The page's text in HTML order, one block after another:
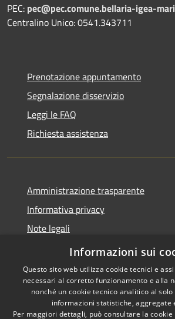
PEC: pec@pec.comune.bellaria-igea-
Centralino Unico: 0541.343711
Prenotazione appuntamento
Segnalazione disservizio
Leggi le FAQ
Richiesta assistenza
Amministrazione trasparente
Informativa privacy
Note legali
Dichiarazione di accessibilità
Informazioni sui
Questo sito web utilizza cookie tecnici e
necessari al corretto funzionamento e alla
nonché un cookie tecnico analitico al
informazioni statistiche, aggregate
Per maggiori dettagli, può consultare la cookie